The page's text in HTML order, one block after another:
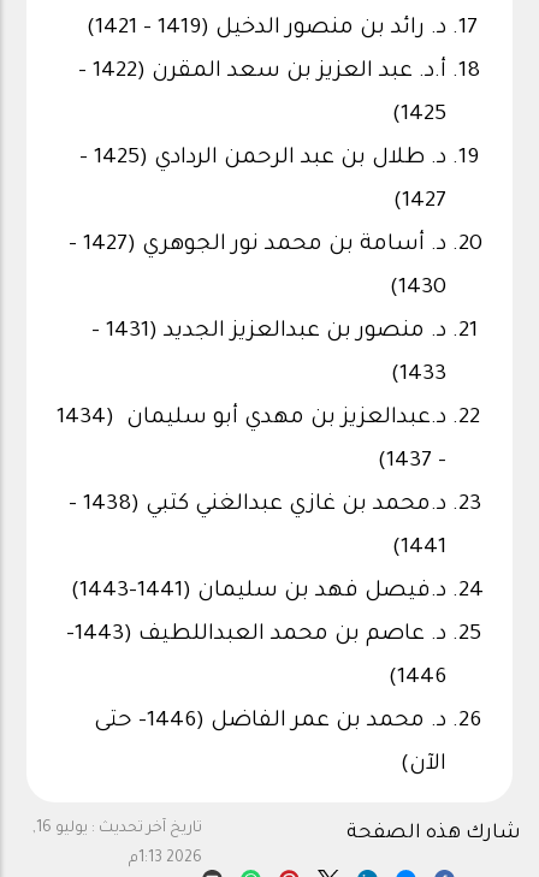
د. رائد بن منصور الدخيل (1419 - 1421)
أ.د. عبد العزيز بن سعد المقرن (1422 -
1425)
د. طلال بن عبد الرحمن الردادي (1425 -
1427)
د. أسامة بن محمد نور الجوهري (1427 -
1430)
د. منصور بن عبدالعزيز الجديد (1431 -
1433)
د.عبدالعزيز بن مهدي أبو سليمان (1434
- 1437)
د.محمد بن غازي عبدالغني كتبي (1438 -
1441)
د.فيصل فهد بن سليمان (1441-1443)
د. عاصم بن محمد العبداللطيف (1443-
1446)
د. محمد بن عمر الفاضل (1446- حتى
الآن)
تاريخ آخر تحديث :
يوليو 16,
2026 1:13م
شارك هذه الصفحة